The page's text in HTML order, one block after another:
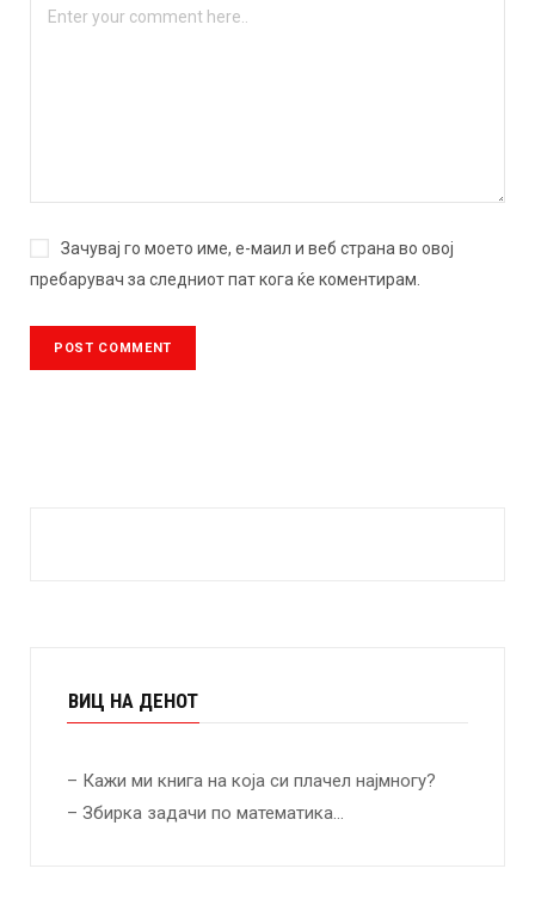
Зачувај го моето име, е-маил и веб страна во овој
пребарувач за следниот пат кога ќе коментирам.
ВИЦ НА ДЕНОТ
– Кажи ми книга на која си плачел најмногу?
– Збирка задачи по математика…